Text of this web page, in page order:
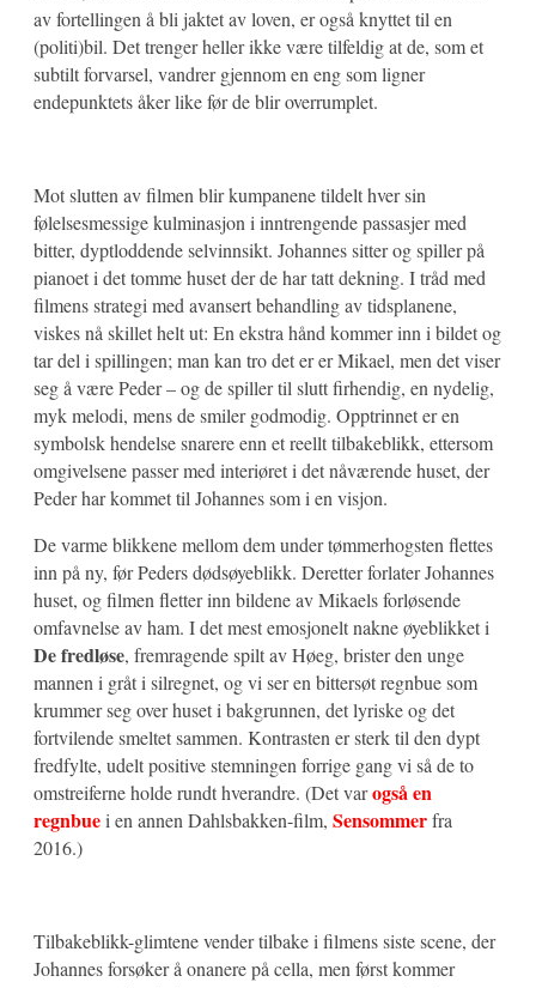
av fortellingen å bli jaktet av loven, er også knyttet til en
(politi)bil. Det trenger heller ikke være tilfeldig at de, som et
subtilt forvarsel, vandrer gjennom en eng som ligner
endepunktets åker like før de blir overrumplet.
Mot slutten av filmen blir kumpanene tildelt hver sin
følelsesmessige kulminasjon i inntrengende passasjer med
bitter, dyptloddende selvinnsikt. Johannes sitter og spiller på
pianoet i det tomme huset der de har tatt dekning. I tråd med
filmens strategi med avansert behandling av tidsplanene,
viskes nå skillet helt ut: En ekstra hånd kommer inn i bildet og
tar del i spillingen; man kan tro det er er Mikael, men det viser
seg å være Peder – og de spiller til slutt firhendig, en nydelig,
myk melodi, mens de smiler godmodig. Opptrinnet er en
symbolsk hendelse snarere enn et reellt tilbakeblikk, ettersom
omgivelsene passer med interiøret i det nåværende huset, der
Peder har kommet til Johannes som i en visjon.
De varme blikkene mellom dem under tømmerhogsten flettes
inn på ny, før Peders dødsøyeblikk. Deretter forlater Johannes
huset, og filmen fletter inn bildene av Mikaels forløsende
omfavnelse av ham. I det mest emosjonelt nakne øyeblikket i
De fredløse, fremragende spilt av Høeg, brister den unge
mannen i gråt i silregnet, og vi ser en bittersøt regnbue som
krummer seg over huset i bakgrunnen, det lyriske og det
fortvilende smeltet sammen. Kontrasten er sterk til den dypt
fredfylte, udelt positive stemningen forrige gang vi så de to
omstreiferne holde rundt hverandre. (Det varogså en
regnbuei en annen Dahlsbakken-film, Sensommerfra
2016.)
Tilbakeblikk-glimtene vender tilbake i filmens siste scene, der
Johannes forsøker å onanere på cella, men først kommer